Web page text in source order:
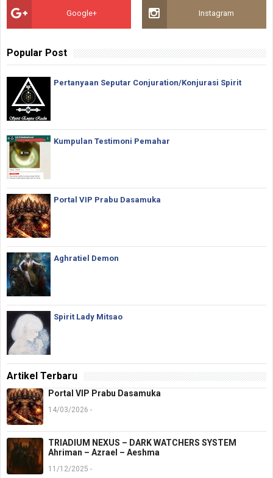
Google+ Instagram
Popular Post
Pertanyaan Seputar Conjuration/Konjurasi Spirit
Kumpulan Testimoni Pemahar
Portal VIP Prabu Dasamuka
Aghratiel Demon
Spirit Lady Mitsao
Artikel Terbaru
Portal VIP Prabu Dasamuka
14/03/2026 -
TRIADIUM NEXUS – DARK WATCHERS SYSTEM
Ahriman – Azrael – Aeshma
11/12/2025 -